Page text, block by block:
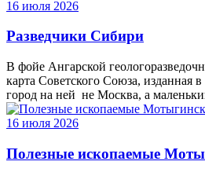
16 июля 2026
Разведчики Сибири
В фойе Ангарской
карта Советского Союза, изданная
город на ней ­ не Москва, а
16 июля 2026
Полезные ископаемые